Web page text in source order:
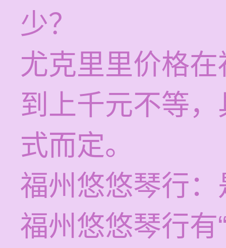
少？
尤克里里价格
到上千元不等
式而定。
福州悠悠琴行
福州悠悠琴行有